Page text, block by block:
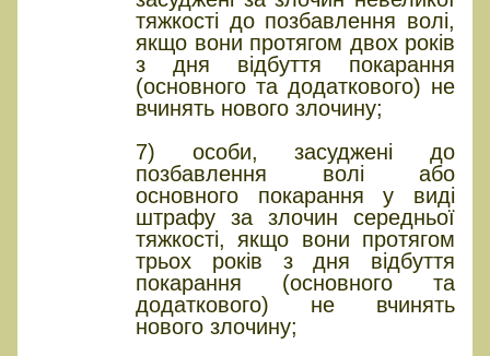
тяжкості до позбавлення волі,
якщо вони протягом двох років
з дня відбуття покарання
(основного та додаткового) не
вчинять нового злочину;
7) особи, засуджені до
позбавлення волі або
основного покарання у виді
штрафу за злочин середньої
тяжкості, якщо вони протягом
трьох років з дня відбуття
покарання (основного та
додаткового) не вчинять
нового злочину;